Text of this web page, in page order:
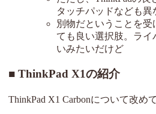
タッチパッドなども異
別物だということを受
ても良い選択肢。ラ
いみたいだけど
ThinkPad X1の紹介
ThinkPad X1 Carbonについて改め